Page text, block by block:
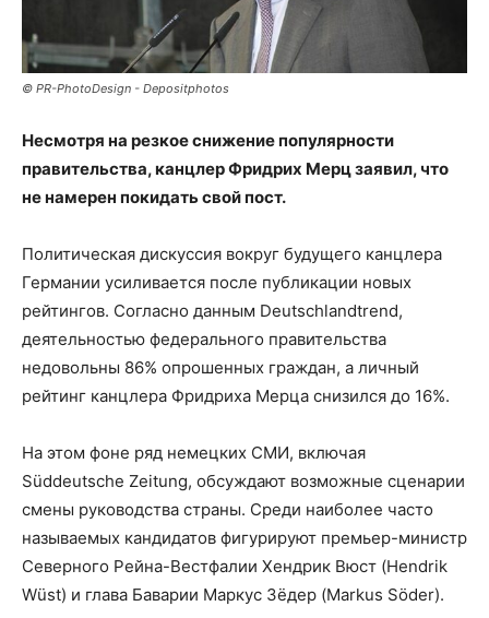
© PR-PhotoDesign - Depositphotos
Несмотря на резкое снижение популярности
правительства, канцлер Фридрих Мерц заявил, что
не намерен покидать свой пост.
Политическая дискуссия вокруг будущего канцлера
Германии усиливается после публикации новых
рейтингов. Согласно данным Deutschlandtrend,
деятельностью федерального правительства
недовольны 86% опрошенных граждан, а личный
рейтинг канцлера Фридриха Мерца снизился до 16%.
На этом фоне ряд немецких СМИ, включая
Süddeutsche Zeitung, обсуждают возможные сценарии
смены руководства страны. Среди наиболее часто
называемых кандидатов фигурируют премьер-министр
Северного Рейна-Вестфалии Хендрик Вюст (Hendrik
Wüst) и глава Баварии Маркус Зёдер (Markus Söder).